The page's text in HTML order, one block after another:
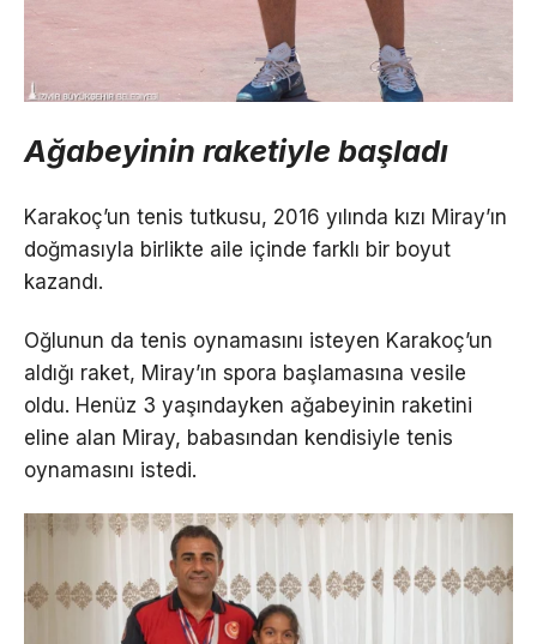
Ağabeyinin raketiyle başladı
Karakoç’un tenis tutkusu, 2016 yılında kızı Miray’ın
doğmasıyla birlikte aile içinde farklı bir boyut
kazandı.
Oğlunun da tenis oynamasını isteyen Karakoç’un
aldığı raket, Miray’ın spora başlamasına vesile
oldu. Henüz 3 yaşındayken ağabeyinin raketini
eline alan Miray, babasından kendisiyle tenis
oynamasını istedi.